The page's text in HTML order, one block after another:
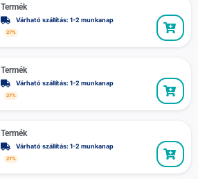
Termék
Várható szállítás: 1-2 munkanap
27%
Termék
Várható szállítás: 1-2 munkanap
27%
Termék
Várható szállítás: 1-2 munkanap
27%